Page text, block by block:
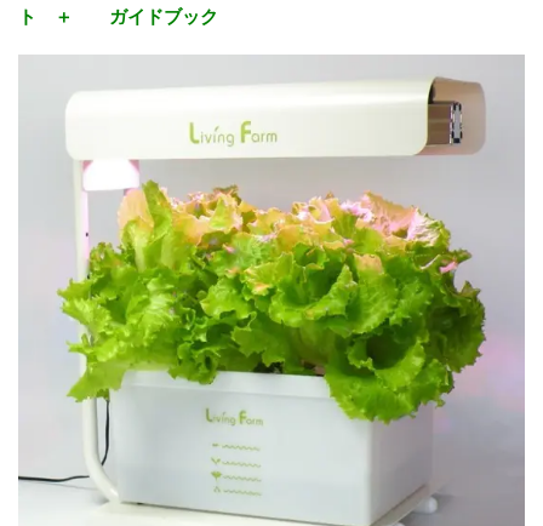
ト ＋ ガイドブック